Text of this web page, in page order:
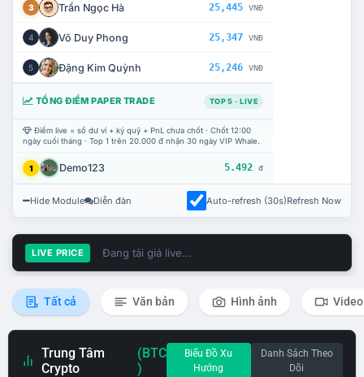
3 Trần Ngọc Hà 25,445 VNĐ
4 Võ Duy Phong 25,347 VNĐ
5 Đặng Kim Quỳnh 25,246 VNĐ
TỔNG ĐIỂM PAPER TRADE TOP 5 · LIVE
Điểm live = số dư ví + ký quỹ + PnL chưa chốt · Chốt 12:00
ngày cuối tháng · Top 1 trên 20.000 đ nhận 30 ngày VIP Whale.
1 Demo123 5.492 đ
Hide Module Diễn đàn Auto-refresh (30s)Refresh Now
LIVE PRICE Đang tải giá live...
Tất cả Văn bản Hình ảnh Video
Trung Tâm
Crypto
(BTC
)
Biểu Đồ Xu
Hướng
Danh Sách Theo
Dõi